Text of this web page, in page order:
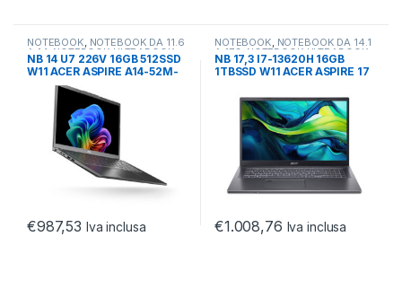
NOTEBOOK, NOTEBOOK DA 11.6
A 14, NOTEBOOK ULTRABOOK
TABLET
NB 14 U7 226V 16GB 512SSD
W11 ACER ASPIRE A14-52M-
740X PC COPILOT
€987,53 Iva inclusa
NOTEBOOK, NOTEBOOK DA 14.1
A 17.3, NOTEBOOK ULTRABOOK
TABLET
NB 17,3 I7-13620H 16GB
1TBSSD W11 ACER ASPIRE 17
€1.008,76 Iva inclusa